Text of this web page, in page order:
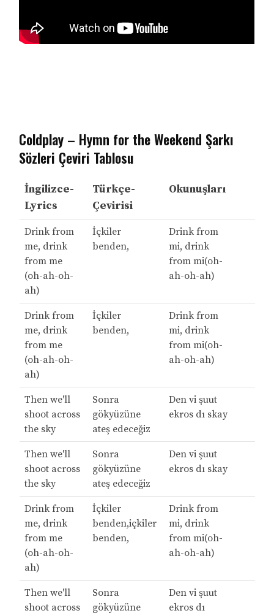
Coldplay – Hymn for the Weekend Şarkı
Sözleri Çeviri Tablosu
İngilizce-
Lyrics
Türkçe-
Çevirisi
Okunuşları
Drink from
me, drink
from me
(oh-ah-oh-
ah)
İçkiler
benden,
Drink from
mi, drink
from mi(oh-
ah-oh-ah)
Drink from
me, drink
from me
(oh-ah-oh-
ah)
İçkiler
benden,
Drink from
mi, drink
from mi(oh-
ah-oh-ah)
Then we'll
shoot across
the sky
Sonra
gökyüzüne
ateş edeceğiz
Den vi şuut
ekros dı skay
Then we'll
shoot across
the sky
Sonra
gökyüzüne
ateş edeceğiz
Den vi şuut
ekros dı skay
Drink from
me, drink
from me
(oh-ah-oh-
ah)
İçkiler
benden,içkiler
benden,
Drink from
mi, drink
from mi(oh-
ah-oh-ah)
Then we'll
shoot across
Sonra
gökyüzüne
Den vi şuut
ekros dı